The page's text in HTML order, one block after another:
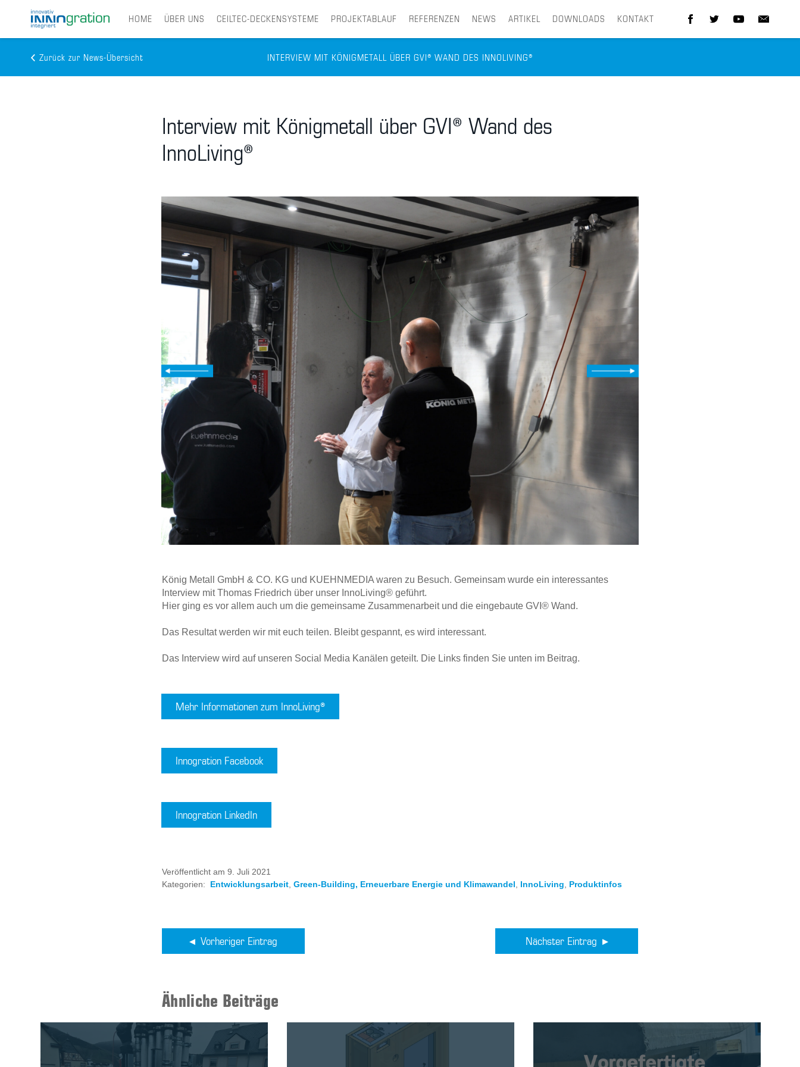
HOME ÜBER UNS CEILTEC-DECKENSYSTEME PROJEKTABLAUF REFERENZEN NEWS ARTIKEL DOWNLOADS KONTAKT
Zurück zur News-Übersicht INTERVIEW MIT KÖNIGMETALL ÜBER GVI® WAND DES INNOLIVING®
Interview mit Königmetall über GVI® Wand des
InnoLiving®
König Metall GmbH & CO. KG und KUEHNMEDIA waren zu Besuch. Gemeinsam wurde ein interessantes
Interview mit Thomas Friedrich über unser InnoLiving® geführt.
Hier ging es vor allem auch um die gemeinsame Zusammenarbeit und die eingebaute GVI® Wand.
Das Resultat werden wir mit euch teilen. Bleibt gespannt, es wird interessant.
Das Interview wird auf unseren Social Media Kanälen geteilt. Die Links finden Sie unten im Beitrag.
Mehr Informationen zum InnoLiving®
Innogration Facebook
Innogration LinkedIn
Veröffentlicht am 9. Juli 2021
Kategorien:
Entwicklungsarbeit, Green-Building, Erneuerbare Energie und Klimawandel, InnoLiving, Produktinfos
Vorheriger Eintrag Nächster Eintrag
Ähnliche Beiträge